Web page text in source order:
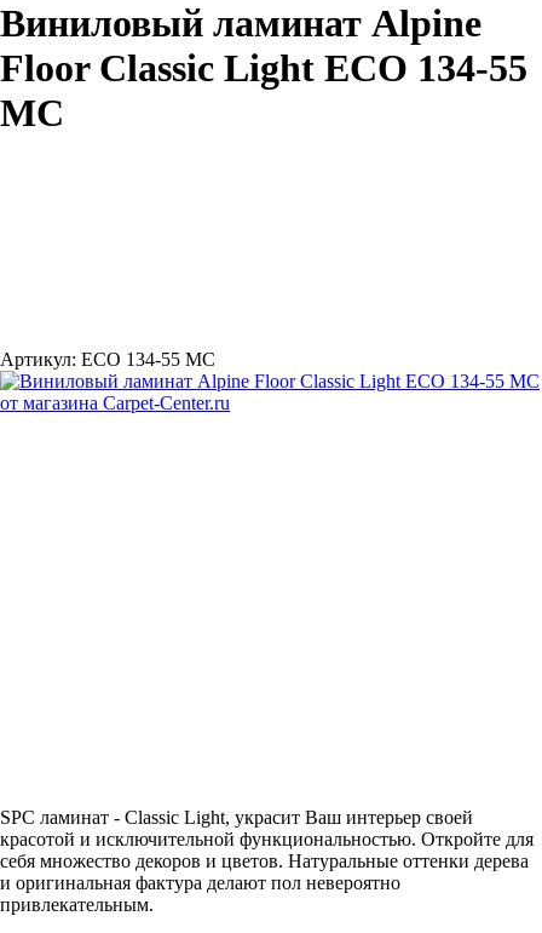
Виниловый ламинат Alpine
Floor Classic Light ECO 134-55
MC
Артикул: ECO 134-55 MC
SPC ламинат - Classic Light, украсит Ваш интерьер своей
красотой и исключительной функциональностью. Откройте для
себя множество декоров и цветов. Натуральные оттенки дерева
и оригинальная фактура делают пол невероятно
привлекательным.